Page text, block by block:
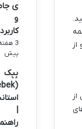
ی
و
3
پیش
بِبِک
|